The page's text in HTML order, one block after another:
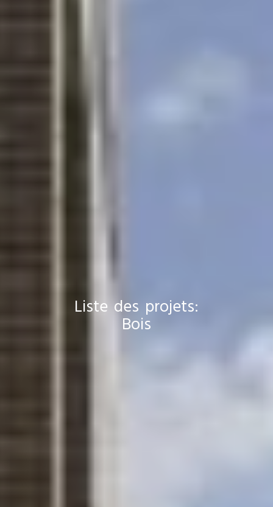
Liste des projets:
Bois